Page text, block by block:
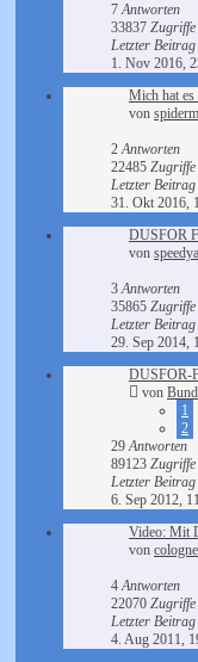
7Antworten
33837 Zugriffe
Letzter Beitrag
1. Nov 2016,
Mich hat es
von
2Antworten
22485 Zugriffe
Letzter Beitrag
31. Okt 2016,
DUSFOR
von
3Antworten
35865 Zugriffe
Letzter Beitrag
29. Sep 2014,
DUSFOR-
von
1
2
29Antworten
89123 Zugriffe
Letzter Beitrag
6. Sep 2012,
Video: Mit
von
4Antworten
22070 Zugriffe
Letzter Beitrag
4. Aug 2011,